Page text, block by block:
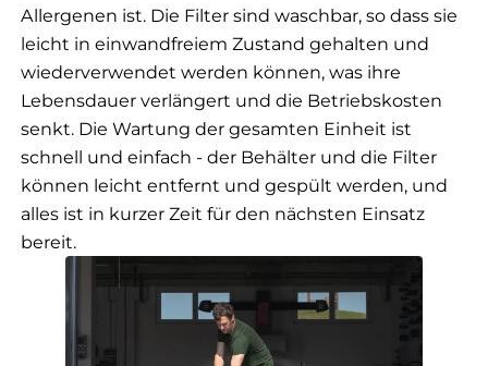
Allergenen ist. Die Filter sind waschbar, so dass sie
leicht in einwandfreiem Zustand gehalten und
wiederverwendet werden können, was ihre
Lebensdauer verlängert und die Betriebskosten
senkt. Die Wartung der gesamten Einheit ist
schnell und einfach - der Behälter und die Filter
können leicht entfernt und gespült werden, und
alles ist in kurzer Zeit für den nächsten Einsatz
bereit.